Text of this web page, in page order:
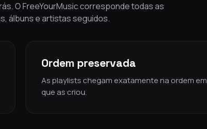
O FreeYourMusic corresponde todas as
álbuns e artistas seguidos.
Ordem preservada
As playlists chegam exatamente na ordem em
que as criou.